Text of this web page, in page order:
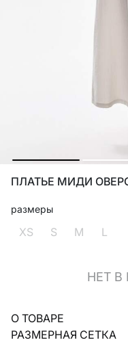
ПЛАТЬЕ МИДИ
размеры
XS S M L
НЕТ В
О ТОВАРЕ
РАЗМЕРНАЯ СЕТКА